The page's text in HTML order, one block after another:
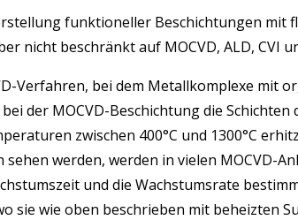
funktioneller Beschichtungen mit
nicht beschränkt auf MOCVD, ALD, CVI
Verfahren, bei dem Metallkomplexe mit
der MOCVD-Beschichtung die
zwischen 400°C und 1300°C
werden, werden in vielen MOCVD-
und die Wachstumsrate
sie wie oben beschrieben mit beheizten